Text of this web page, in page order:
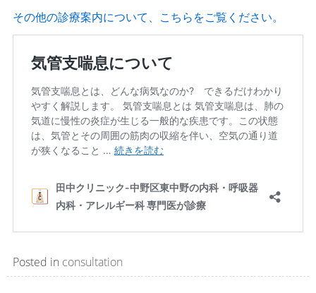
その他の診療案内について、こちらをご覧ください。
Posted in consultation